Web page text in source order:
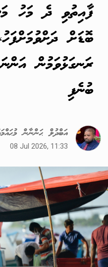
ފާއިތުވި ދެ މަހު
ބޮޑަށް
ރަނގަޅުވަމުން
ބުނެފި
އަބްދުލް ޙަންނާން
08 Jul 2026, 11:33